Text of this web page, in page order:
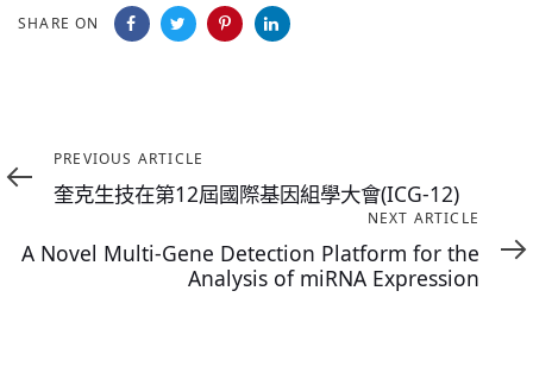
SHARE ON
Previous
Article
PREVIOUS ARTICLE
奎克生技在第12屆國際基因組學大會(ICG-12)
Article
NEXT ARTICLE
A Novel Multi-Gene Detection Platform for the
Analysis of miRNA Expression